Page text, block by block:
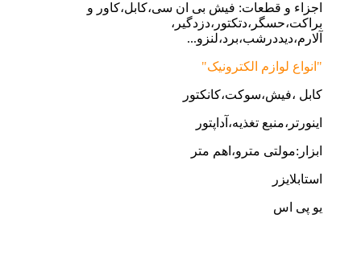
اجزاء و قطعات: فیش بی ان سی،کابل،کاور و
براکت،حسگر،دتکتور،دزدگیر،
آلارم،دیددرشب،برد،لنزو...
"انواع لوازم الکترونیک"
کابل ،فیش،سوکت،کانکتور
اینورتر،منبع تغذیه،آداپتور
ابزار:مولتی مترو،اهم متر
استابلایزر
یو پی اس